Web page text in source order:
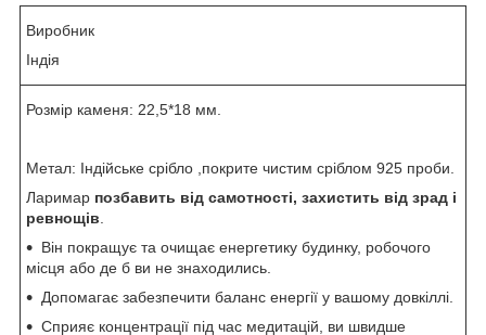
Виробник
Індія
Розмір каменя: 22,5*18 мм.
Метал: Індійське срібло ,покрите чистим сріблом 925 проби.
Ларимар позбавить від самотності, захистить від зрад і
ревнощів
Він покращує та очищає енергетику будинку, робочого
місця або де б ви не знаходились.
Допомагає забезпечити баланс енергії у вашому довкіллі.
Сприяє концентрації під час медитацій, ви швидше